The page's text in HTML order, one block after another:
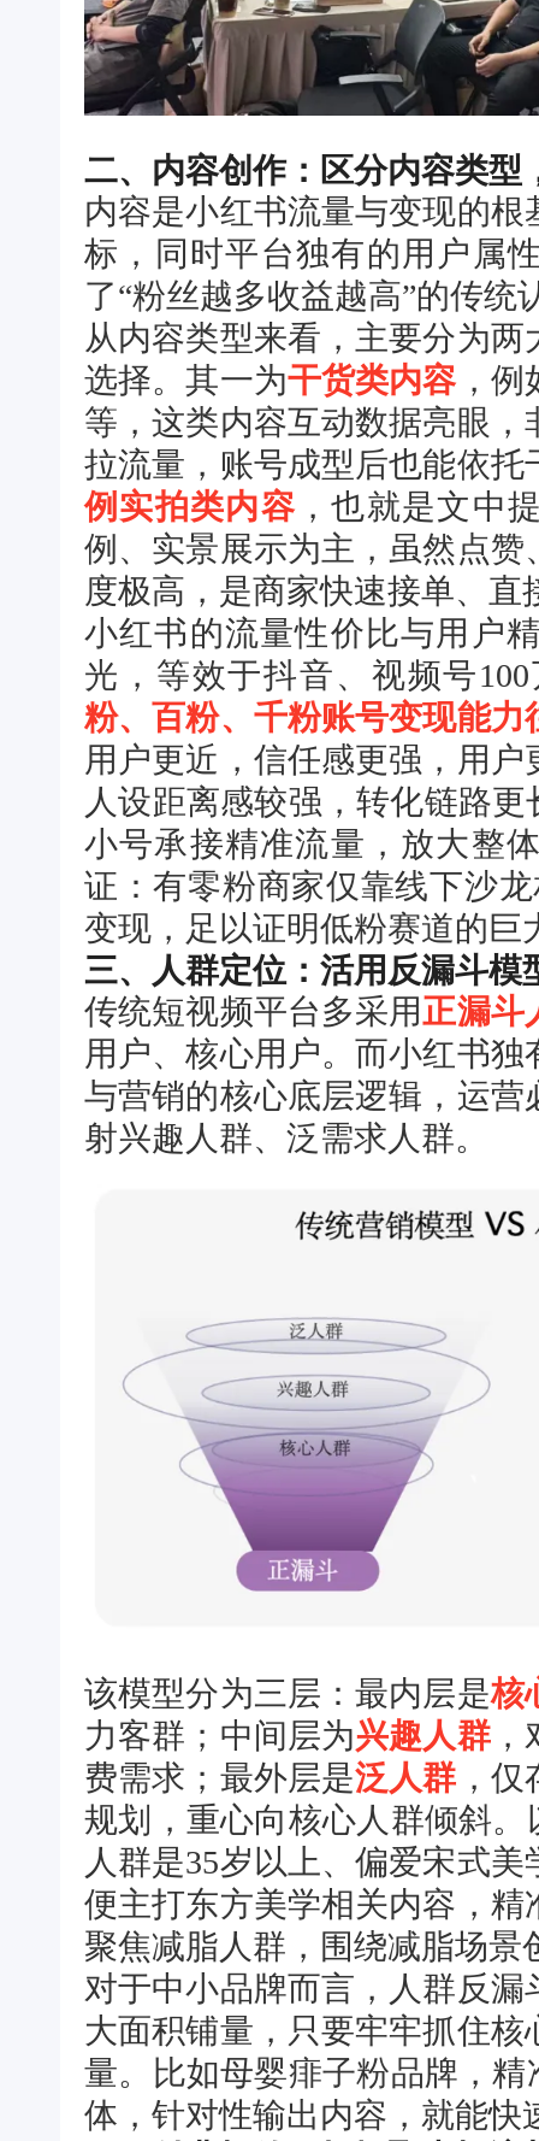
二、内容创作：区分内容类型
内容是小红书流量与变现的
标，同时平台独有的用户属
了“粉丝越多收益越高”的传统
从内容类型来看，主要分为
选择。其一为干货类内容，例
等，这类内容互动数据亮眼
拉流量，账号成型后也能依
例实拍类内容 ，也就是文中
例、实景展示为主，虽然点
度极高，是商家快速接单、直
小红书的流量性价比与用户
光，等效于抖音、视频号
粉、百粉、千粉账号变现能力
用户更近，信任感更强，用
人设距离感较强，转化链路
小号承接精准流量，放大整
证：有零粉商家仅靠线下沙
变现，足以证明低粉赛道的巨
三、人群定位：活用反漏斗模
传统短视频平台多采用正漏斗
用户、核心用户。而小红书独
与营销的核心底层逻辑，运
射兴趣人群、泛需求人群。
该模型分为三层：最内层是核
力客群；中间层为兴趣人群，
费需求；最外层是泛人群 ，
规划，重心向核心人群倾斜
人群是35岁以上、偏爱宋式
便主打东方美学相关内容，
聚焦减脂人群，围绕减脂场
对于中小品牌而言，人群反
大面积铺量，只要牢牢抓住
量。比如母婴痱子粉品牌，
体，针对性输出内容，就能快